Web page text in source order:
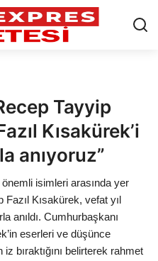
Tayyip
Kısakürek’i
anıyoruz”
isimleri arasında yer
Kısakürek, vefat yıl
anıldı. Cumhurbaşkanı
eserleri ve düşünce
bıraktığını belirterek rahmet